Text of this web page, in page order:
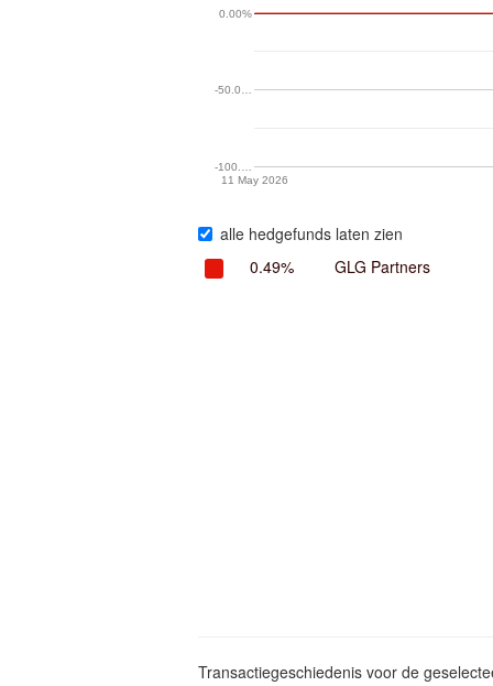
11 May 2026
-100.…
-50.0…
0.00%
alle hedgefunds laten zien
0.49%
GLG Partners
Transactiegeschiedenis voor de